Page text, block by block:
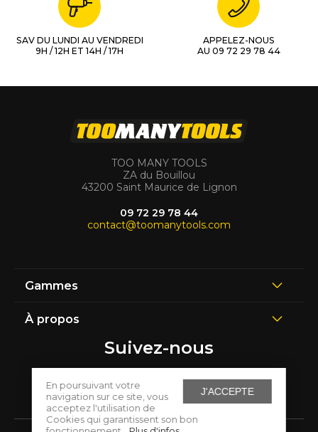
J'ACCEPTE
En poursuivant votre
navigation sur ce site, vous
acceptez l'utilisation de
Cookies qui garantissent son bon
SAV DU LUNDI AU VENDREDI
9H / 12H ET 14H / 17H
APPELEZ-NOUS
AU 09 72 29 78 44
TOO MANY TOOLS
ZA du Bouillou
43200 Saint Maurice de Lignon
09 72 29 78 44
contact@toomanytools.com
Gammes
À propos
Suivez-nous